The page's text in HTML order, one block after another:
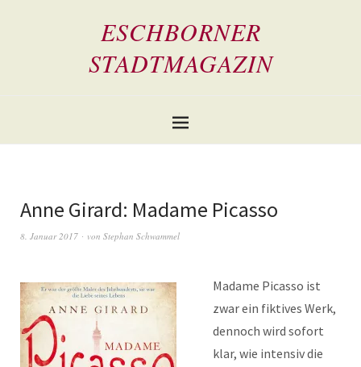
ESCHBORNER
STADTMAGAZIN
Anne Girard: Madame Picasso
8. Januar 2017 von Stephan Schwammel
Madame Picasso ist
zwar ein fiktives Werk,
dennoch wird sofort
klar, wie intensiv die